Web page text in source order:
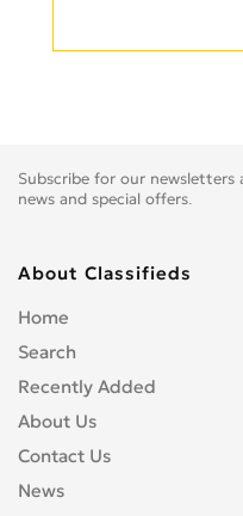
Subscribe for our
news and special offers.
About Classifieds
Home
Search
Recently Added
About Us
Contact Us
News